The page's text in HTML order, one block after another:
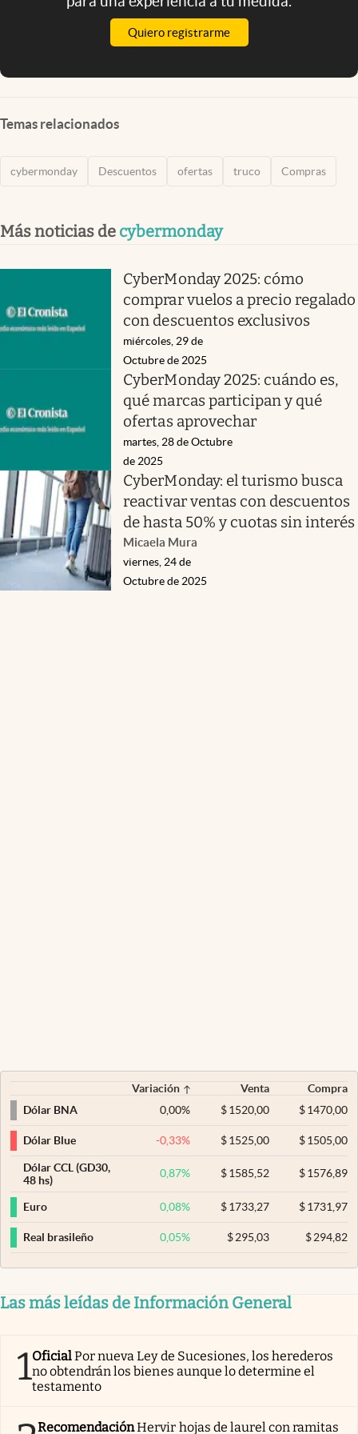
Quiero registrarme
Temas relacionados
cybermonday Descuentos ofertas truco Compras
Más noticias de cybermonday
CyberMonday 2025: cómo
comprar vuelos a precio regalado
con descuentos exclusivos
miércoles, 29 de
Octubre de 2025
CyberMonday 2025: cuándo es,
qué marcas participan y qué
ofertas aprovechar
martes, 28 de Octubre
de 2025
CyberMonday: el turismo busca
reactivar ventas con descuentos
de hasta 50% y cuotas sin interés
Micaela Mura
viernes, 24 de
Octubre de 2025
Variación Venta
Compra
Dólar BNA
0,00% $ 1520,00 $1470,00
Dólar Blue -0,33% $ 1525,00 $1505,00
Dólar CCL (GD30,
48 hs)
0,87% $ 1585,52 $1576,89
Euro 0,08% $ 1733,27 $1731,97
Real brasileño 0,05% $ 295,03 $294,82
Las más leídas de Información General
1OficialPor nueva Ley de Sucesiones, los herederos
no obtendrán los bienes aunque lo determine el
testamento
RecomendaciónHervir hojas de laurel con ramitas